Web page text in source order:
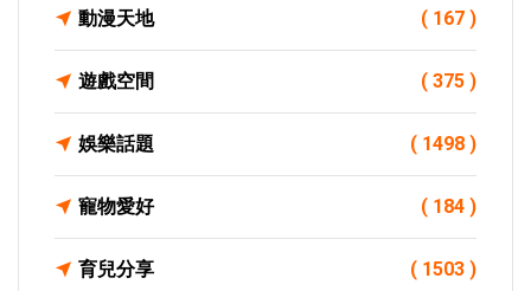
動漫天地 ( 167 )
遊戲空間 ( 375 )
娛樂話題 ( 1498 )
寵物愛好 ( 184 )
育兒分享 ( 1503 )